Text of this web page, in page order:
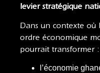
levier stratégique
Dans un contexte où
ordre économique
pourrait transformer :
l’économie